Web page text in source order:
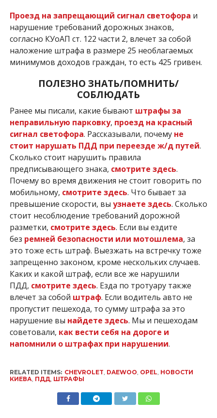
Проезд на запрещающий сигнал светофора и
нарушение требований дорожных знаков,
согласно КУоАП ст. 122 части 2, влечет за собой
наложение штрафа в размере 25 необлагаемых
минимумов доходов граждан, то есть 425 гривен.
ПОЛЕЗНО ЗНАТЬ/ПОМНИТЬ/
СОБЛЮДАТЬ
Ранее мы писали, какие бывают штрафы за
неправильную парковку, проезд на красный
сигнал светофора. Рассказывали, почему не
стоит нарушать ПДД при переезде ж/д путей.
Сколько стоит нарушить правила
предписывающего знака, смотрите здесь.
Почему во время движения не стоит говорить по
мобильному, смотрите здесь. Что бывает за
превышение скорости, вы узнаете здесь. Сколько
стоит несоблюдение требований дорожной
разметки, смотрите здесь. Если вы ездите
без ремней безопасности или мотошлема, за
это тоже есть штраф. Выезжать на встречку тоже
запрещенно законом, кроме нескольких случаев.
Каких и какой штраф, если все же нарушили
ПДД, смотрите здесь. Езда по тротуару также
влечет за собой штраф. Если водитель авто не
пропустит пешехода, то сумму штрафа за это
нарушение вы найдете здесь. Мы и пешеходам
советовали, как вести себя на дороге и
напомнили о штрафах при нарушении.
RELATED ITEMS: CHEVROLET, DAEWOO, OPEL, НОВОСТИ
КИЕВА, ПДД, ШТРАФЫ